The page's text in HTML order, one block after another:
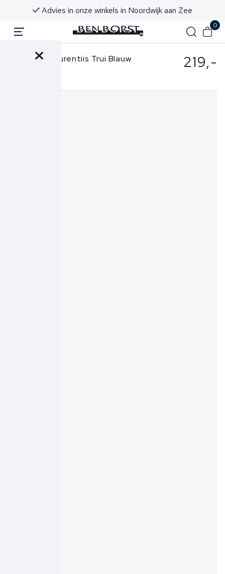
Advies in onze winkels in Noordwijk aan Zee
0
Filippo de Laurentiis Trui Blauw 219,-